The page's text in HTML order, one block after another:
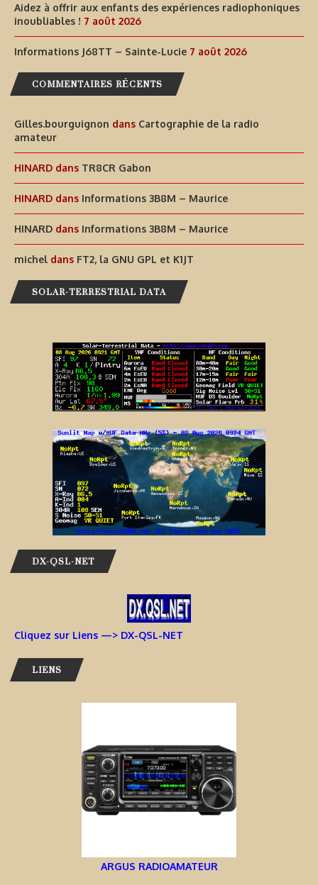
Aidez à offrir aux enfants des expériences radiophoniques
inoubliables ! 7 août 2026
Informations J68TT – Sainte-Lucie 7 août 2026
COMMENTAIRES RÉCENTS
Gilles.bourguignon dans Cartographie de la radio
amateur
HINARD dans TR8CR Gabon
HINARD dans Informations 3B8M – Maurice
HINARD dans Informations 3B8M – Maurice
michel dans FT2, la GNU GPL et K1JT
SOLAR-TERRESTRIAL DATA
DX-QSL-NET
Cliquez sur Liens —> DX-QSL-NET
LIENS
ARGUS RADIOAMATEUR